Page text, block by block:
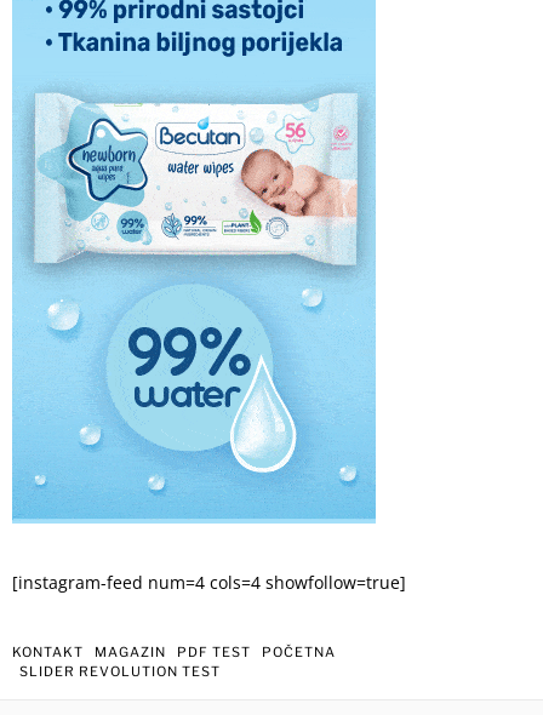
[instagram-feed num=4 cols=4 showfollow=true]
KONTAKT MAGAZIN PDF TEST
POČETNA
SLIDER REVOLUTION TEST